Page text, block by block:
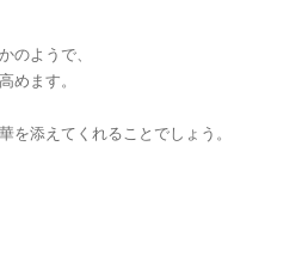
のようで、
めます。
を添えてくれることでしょう。